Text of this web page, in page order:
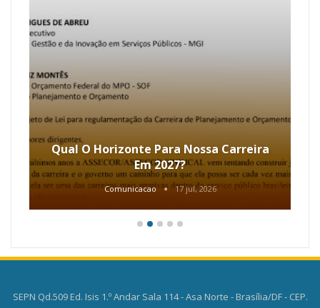
Qual O Horizonte Para Nossa Carreira
Em 2027?
Comunicacao 17 jul, 2026
SEPN Qd.509 Ed. Isis 1.º Andar Sala 114 - Asa Norte - Brasília/DF - CEP.